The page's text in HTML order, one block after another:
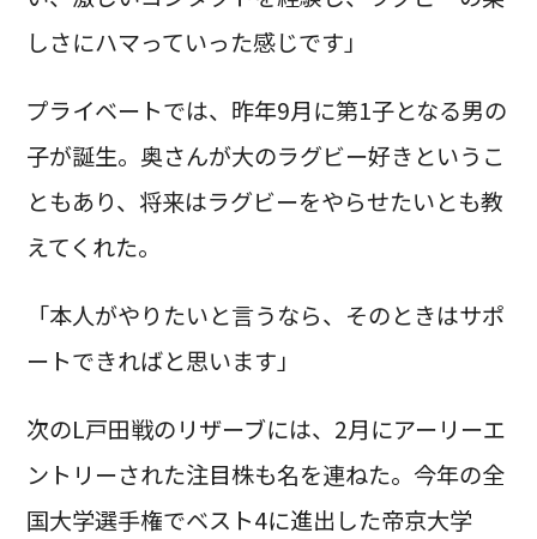
しさにハマっていった感じです」
プライベートでは、昨年9月に第1子となる男の
子が誕生。奥さんが大のラグビー好きというこ
ともあり、将来はラグビーをやらせたいとも教
えてくれた。
「本人がやりたいと言うなら、そのときはサポ
ートできればと思います」
次のL戸田戦のリザーブには、2月にアーリーエ
ントリーされた注目株も名を連ねた。今年の全
国大学選手権でベスト4に進出した帝京大学